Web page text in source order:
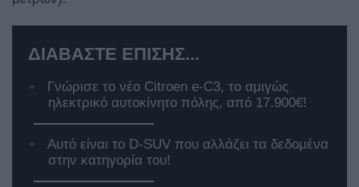
ΔΙΑΒΑΣΤΕ ΕΠΙΣΗΣ...
Γνώρισε το νέο Citroen e-C3, το αμιγώς
ηλεκτρικό αυτοκίνητο πόλης, από 17.900€!
Αυτό είναι το D-SUV που αλλάζει τα δεδομένα
στην κατηγορία του!